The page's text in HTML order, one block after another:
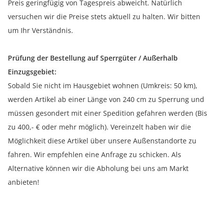
Preis geringfügig von Tagespreis abweicht. Natürlich
versuchen wir die Preise stets aktuell zu halten. Wir bitten
um Ihr Verständnis.
Prüfung der Bestellung auf Sperrgüter / Außerhalb
Einzugsgebiet:
Sobald Sie nicht im Hausgebiet wohnen (Umkreis: 50 km),
werden Artikel ab einer Länge von 240 cm zu Sperrung und
müssen gesondert mit einer Spedition gefahren werden (Bis
zu 400,- € oder mehr möglich). Vereinzelt haben wir die
Möglichkeit diese Artikel über unsere Außenstandorte zu
fahren. Wir empfehlen eine Anfrage zu schicken. Als
Alternative können wir die Abholung bei uns am Markt
anbieten!